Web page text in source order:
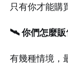
只有你才能購
🛰️ 你們怎麼販
有幾種情境，